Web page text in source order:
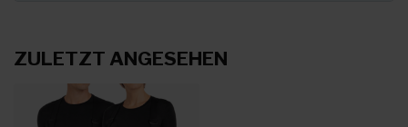
ZULETZT ANGESEHEN